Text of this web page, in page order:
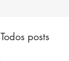
Todos posts